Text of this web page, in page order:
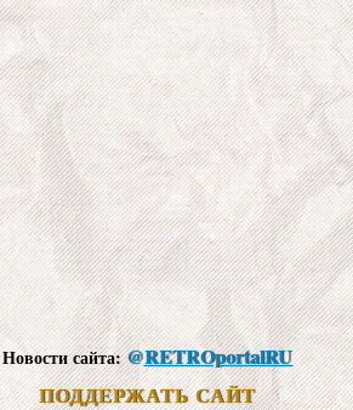
Новости сайта:@RETROportalRU
ПОДДЕРЖАТЬ САЙТ